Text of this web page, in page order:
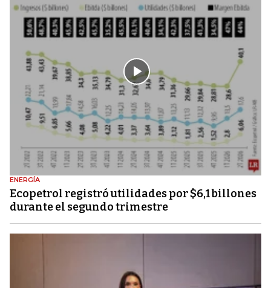
ENERGÍA
Ecopetrol registró utilidades por $6,1 billones
durante el segundo trimestre